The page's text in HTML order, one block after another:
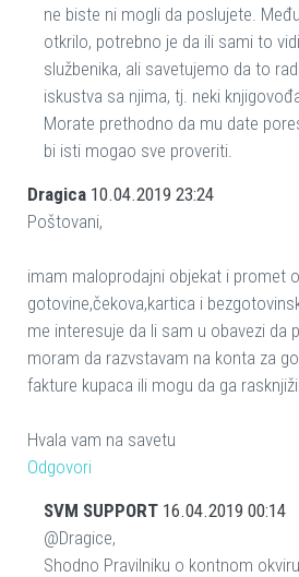
ne biste ni mogli da poslujete.
otkrilo, potrebno je da ili sami to
službenika, ali savetujemo da to
iskustva sa njima, tj. neki
Morate prethodno da mu date
bi isti mogao sve proveriti.
Dragica 10.04.2019 23:24
Poštovani,
imam maloprodajni objekat i promet
gotovine,čekova,kartica i
me interesuje da li sam u obavezi da
moram da razvstavam na konta za
fakture kupaca ili mogu da ga
Hvala vam na savetu
Odgovori
SVM SUPPORT 16.04.2019 00:14
@Dragice,
Shodno Pravilniku o kontnom